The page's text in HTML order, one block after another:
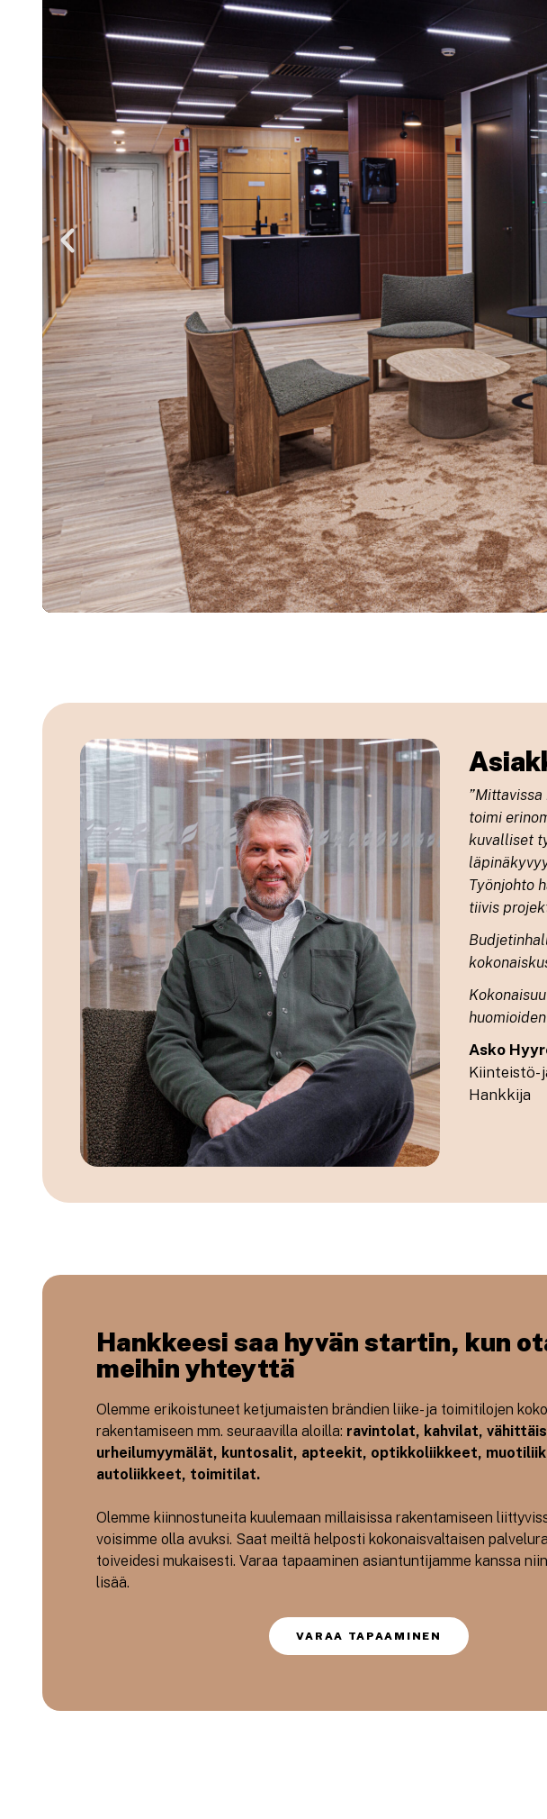
”
toimi
kuvalliset
Työnjohto
tiivis
huomioiden
Asko
Kiinteistö-
Hankkija
Hankkeesi saa hyvän startin, kun
meihin yhteyttä
Olemme erikoistuneet ketjumaisten brändien liike- ja toimitilojen
rakentamiseen mm. seuraavilla aloilla: ravintolat, kahvilat,
urheilumyymälät, kuntosalit, apteekit, optikkoliikkeet,
autoliikkeet, toimitilat.
Olemme kiinnostuneita kuulemaan millaisissa rakentamiseen
voisimme olla avuksi. Saat meiltä helposti kokonaisvaltaisen
toiveidesi mukaisesti. Varaa tapaaminen asiantuntijamme kanssa
lisää.
VARAA TAPAAMINEN